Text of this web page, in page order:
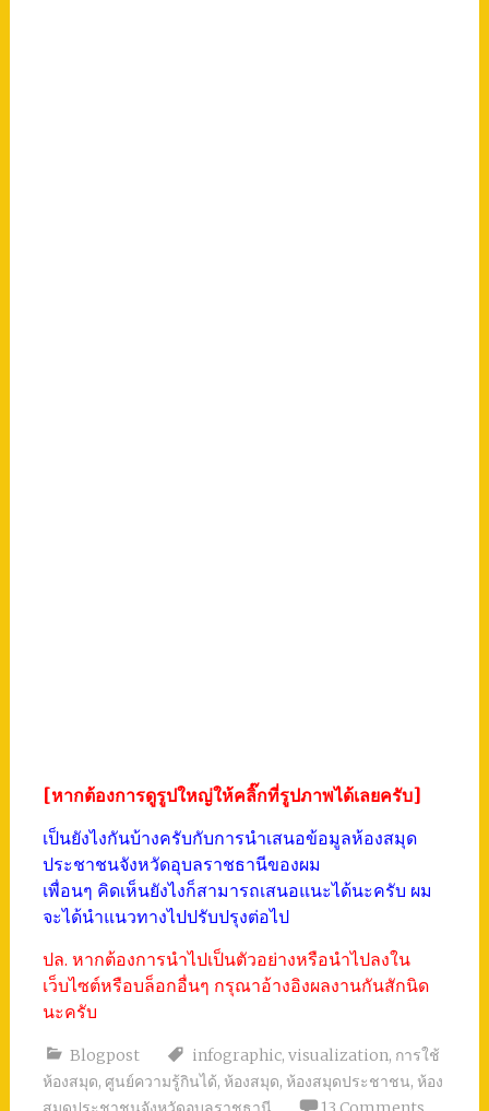
[หากต้องการดูรูปใหญ่ให้คลิ๊กที่รูปภาพได้เลยครับ]
เป็นยังไงกันบ้างครับกับการนำเสนอข้อมูลห้องสมุด
ประชาชนจังหวัดอุบลราชธานีของผม
เพื่อนๆ คิดเห็นยังไงก็สามารถเสนอแนะได้นะครับ ผม
จะได้นำแนวทางไปปรับปรุงต่อไป
ปล. หากต้องการนำไปเป็นตัวอย่างหรือนำไปลงใน
เว็บไซต์หรือบล็อกอื่นๆ กรุณาอ้างอิงผลงานกันสักนิด
นะครับ
Blogpost infographic, visualization, การใช้
ห้องสมุด, ศูนย์ความรู้กินได้, ห้องสมุด, ห้องสมุดประชาชน, ห้อง